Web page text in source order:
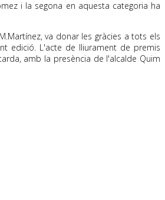
i la segona en aquesta categoria ha
M.Martínez, va donar les gràcies a tots els
edició. L'acte de lliurament de premis
amb la presència de l'alcalde Quim